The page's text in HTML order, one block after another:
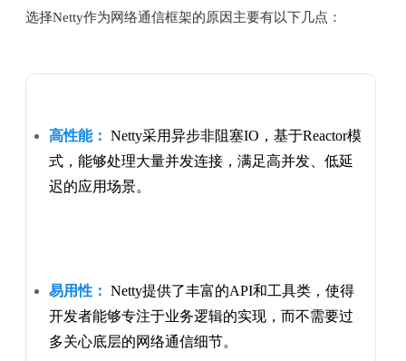
选择Netty作为网络通信框架的原因主要有以下几点：
高性能： Netty采用异步非阻塞IO，基于Reactor模
式，能够处理大量并发连接，满足高并发、低延
迟的应用场景。
易用性： Netty提供了丰富的API和工具类，使得
开发者能够专注于业务逻辑的实现，而不需要过
多关心底层的网络通信细节。